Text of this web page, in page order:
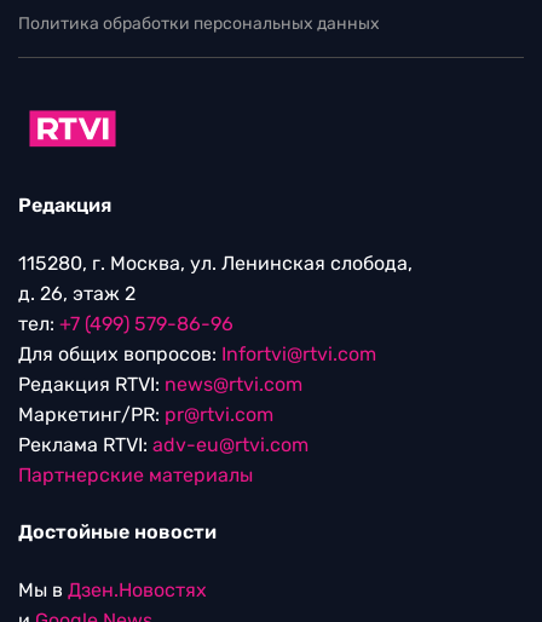
Политика обработки персональных данных
Редакция
115280, г. Москва, ул. Ленинская слобода,
д. 26, этаж 2
тел: +7 (499) 579-86-96
Для общих вопросов: Infortvi@rtvi.com
Редакция RTVI: news@rtvi.com
Маркетинг/PR: pr@rtvi.com
Реклама RTVI: adv-eu@rtvi.com
Партнерские материалы
Достойные новости
Мы в Дзен.Новостях